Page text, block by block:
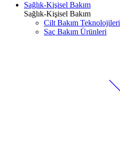
Sağlık-Kişisel Bakım
Sağlık-Kişisel Bakım
Cilt Bakım Teknolojileri
Saç Bakım Ürünleri